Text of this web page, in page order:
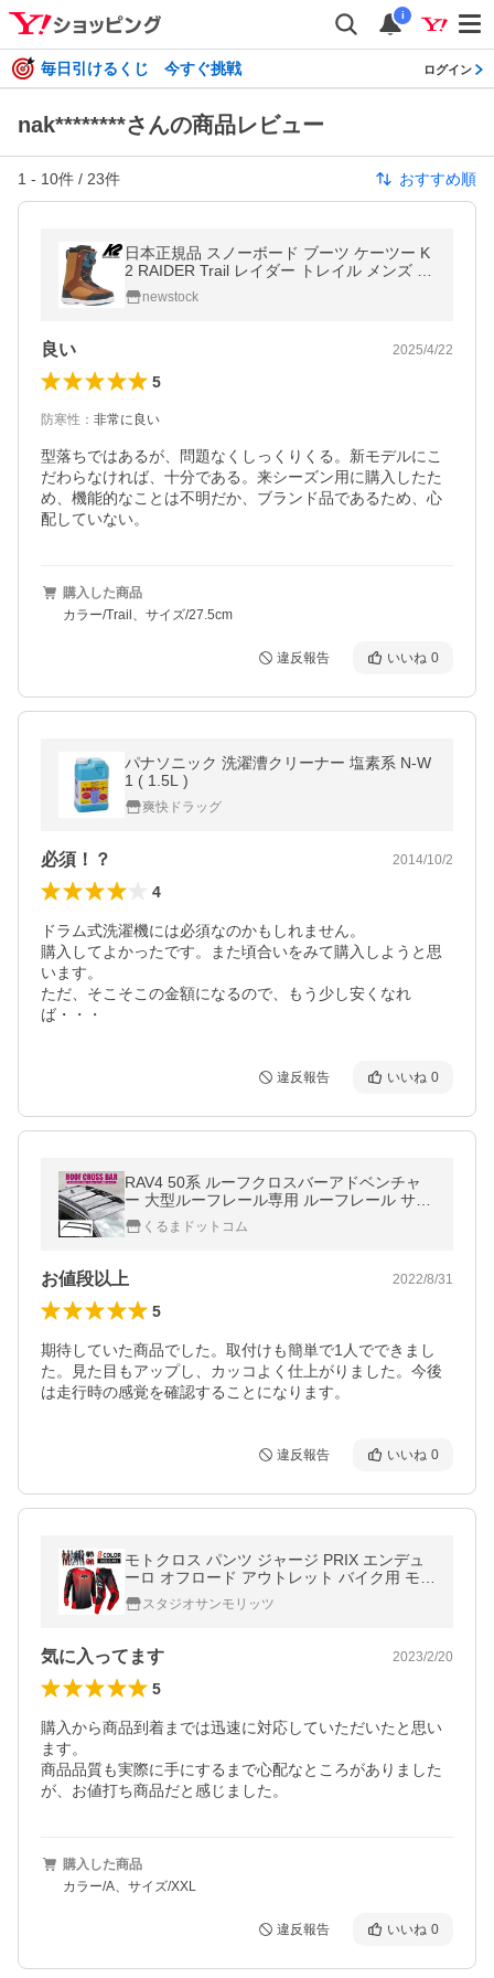
i
毎日引けるくじ 今すぐ挑戦 ログイン
nak********さんの商品レビュー
1 - 10件 / 23件 おすすめ順
日本正規品 スノーボード ブーツ ケーツー K
2 RAIDER Trail レイダー トレイル メンズ 24
-25 newstock
良い 2025/4/22
5
防寒性 ： 非常に良い
型落ちではあるが、問題なくしっくりくる。新モデルにこ
だわらなければ、十分である。来シーズン用に購入したた
め、機能的なことは不明だか、ブランド品であるため、心
配していない。
購入した商品
カラー/Trail、サイズ/27.5cm
違反報告 いいね 0
パナソニック 洗濯漕クリーナー 塩素系 N-W
1 ( 1.5L )
爽快ドラッグ
必須！？ 2014/10/2
4
ドラム式洗濯機には必須なのかもしれません。
購入してよかったです。また頃合いをみて購入しようと思
います。
ただ、そこそこの金額になるので、もう少し安くなれ
ば・・・
違反報告 いいね 0
RAV4 50系 ルーフクロスバーアドベンチャ
ー 大型ルーフレール専用 ルーフレール サイ
ドレール ルーフベース ベースキャリア オフ
ロード カスタム パーツ
くるまドットコム
お値段以上 2022/8/31
5
期待していた商品でした。取付けも簡単で1人でできまし
た。見た目もアップし、カッコよく仕上がりました。今後
は走行時の感覚を確認することになります。
違反報告 いいね 0
モトクロス パンツ ジャージ PRIX エンデュ
ーロ オフロード アウトレット バイク用 モト
クロスジャージ バイクジャケット&amp;パ
ンツセット
スタジオサンモリッツ
気に入ってます 2023/2/20
5
購入から商品到着までは迅速に対応していただいたと思い
ます。
商品品質も実際に手にするまで心配なところがありました
購入した商品
カラー/A、サイズ/XXL
違反報告 いいね 0